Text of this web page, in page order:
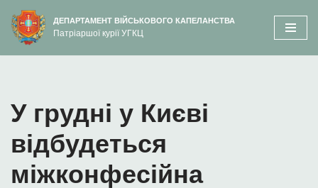
вмісту
Перейти
до
ДЕПАРТАМЕНТ ВІЙСЬКОВОГО КАПЕЛАНСТВА
Патріаршої курії УГКЦ
У грудні у Києві
відбудеться
міжконфесійна